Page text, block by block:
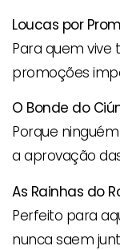
Loucas por
Para quem vive
promoções
O Bonde do
Porque
a aprovação
As Rainhas do
Perfeito para
nunca saem